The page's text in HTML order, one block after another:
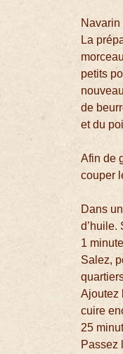
Navarin
La
petits
de
et du
Afin de
couper
Dans
d’huile.
1
Salez,
Ajoutez
cuire
25
Passez